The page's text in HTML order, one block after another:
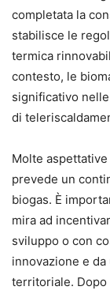
completata la
stabilisce le
termica
contesto, le
significativo
di
Molte
prevede un
biogas. È
mira ad
sviluppo o con
innovazione e
territoriale. Dopo